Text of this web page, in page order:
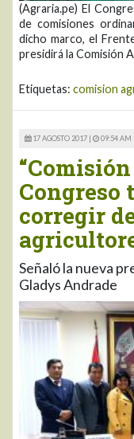
(Agraria.pe) El
de comisiones
dicho marco, el
presidirá la Comisión
Etiquetas: comision
17 AGOSTO 2017 | 09:54 AM
Congreso
corregir
Señaló la nueva
Gladys Andrade